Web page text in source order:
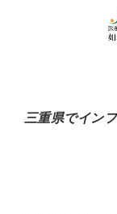
三重県でイン